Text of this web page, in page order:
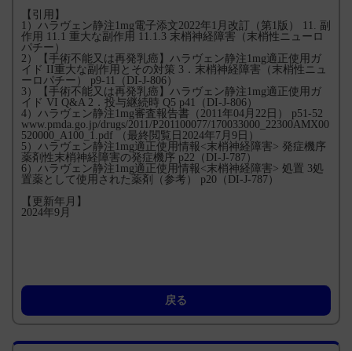
【引用】
1）ハラヴェン静注1mg電子添文2022年1月改訂（第1版） 11. 副
作用 11.1 重大な副作用 11.1.3 末梢神経障害（末梢性ニューロ
パチー）
2）【手術不能又は再発乳癌】ハラヴェン静注1mg適正使用ガ
イド II重大な副作用とその対策 3．末梢神経障害（末梢性ニュ
ーロパチー） p9-11（DI-J-806）
3）【手術不能又は再発乳癌】ハラヴェン静注1mg適正使用ガ
イド VI Q&A 2．投与継続時 Q5 p41（DI-J-806）
4）ハラヴェン静注1mg審査報告書（2011年04月22日） p51-52
www.pmda.go.jp/drugs/2011/P201100077/170033000_22300AMX00
520000_A100_1.pdf （最終閲覧日2024年7月9日）
5）ハラヴェン静注1mg適正使用情報<末梢神経障害> 発症機序
薬剤性末梢神経障害の発症機序 p22（DI-J-787）
6）ハラヴェン静注1mg適正使用情報<末梢神経障害> 処置 3処
置薬として使用された薬剤（参考） p20（DI-J-787）
【更新年月】
2024年9月
戻る